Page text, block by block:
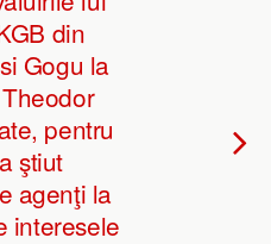
din
Gogu la
pentru
ştiut
agenţi la
interesele